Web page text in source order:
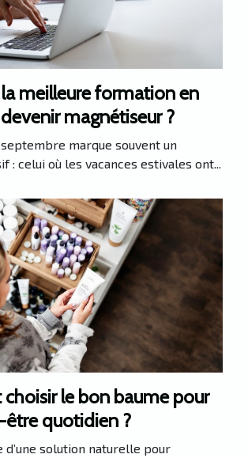
meilleure formation en
magnétiseur ?
marque souvent un
: celui où les vacances estivales ont...
le bon baume pour
quotidien ?
d’une solution naturelle pour